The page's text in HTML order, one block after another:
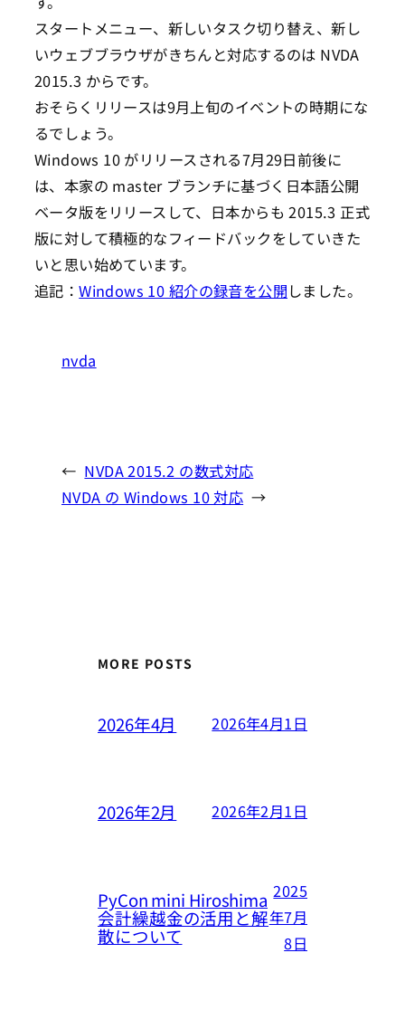
スタートメニュー、新しいタスク切り替え、新し
いウェブブラウザがきちんと対応するのは NVDA
2015.3 からです。
おそらくリリースは9月上旬のイベントの時期にな
るでしょう。
Windows 10 がリリースされる7月29日前後に
は、本家の master ブランチに基づく日本語公開
ベータ版をリリースして、日本からも 2015.3 正式
版に対して積極的なフィードバックをしていきた
いと思い始めています。
追記：Windows 10 紹介の録音を公開しました。
nvda
← NVDA 2015.2 の数式対応
NVDA の Windows 10 対応 →
MORE POSTS
2026年4月 2026年4月1日
2026年2月 2026年2月1日
PyCon mini Hiroshima
会計繰越金の活用と解
散について
2025
年7月
8日